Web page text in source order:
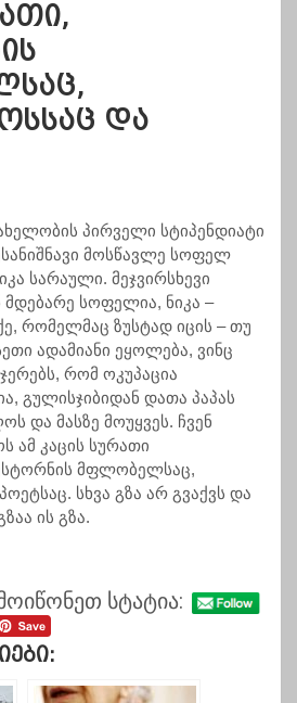
და
პირველი სტიპენდიატი
მოსწავლე სოფელ
სარაული. მეჯვირსხევი
მდებარე სოფელია, ნიკა –
რომელმაც ზუსტად იცის – თუ
ადამიანი ეყოლება, ვინც
რომ ოკუპაცია
გულისჯიბიდან დათა პაპას
და მასზე მოუყვეს. ჩვენ
ამ კაცის სურათი
მფლობელსაც,
სხვა გზა არ გვაქვს და
ის გზა.
სტატია: